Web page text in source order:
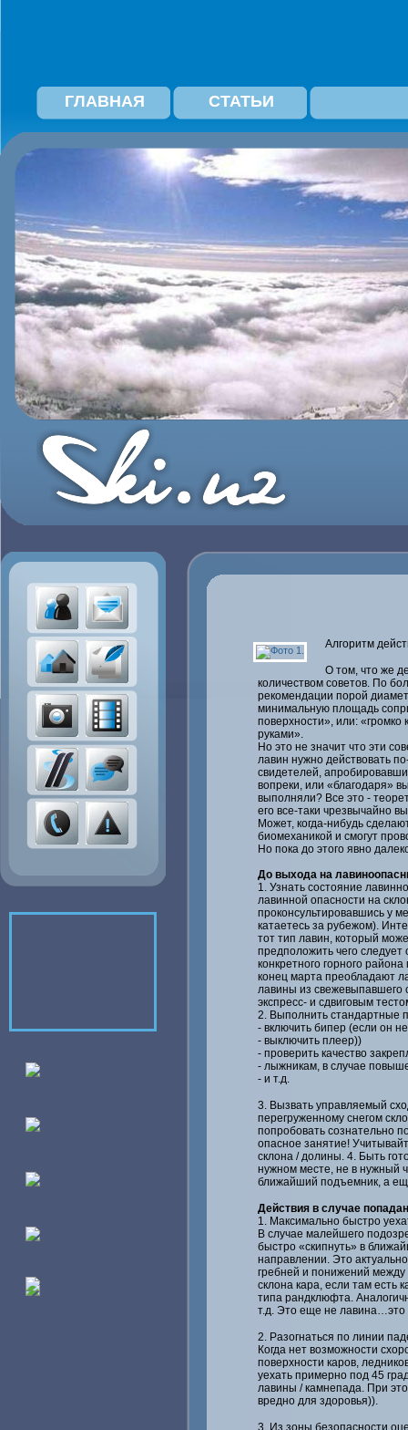
ГЛАВНАЯ СТАТЬИ
Алгоритм
О том, что же
количеством советов. По
рекомендации порой
минимальную площадь
поверхности», или:
руками».
Но это не значит что эти
лавин нужно действовать
свидетелей,
вопреки, или «благодаря»
выполняли? Все это -
его все-таки чрезвычайно
Может, когда-нибудь
биомеханикой и смогут
Но пока до этого явно
До выхода на
1. Узнать состояние
лавинной опасности на
проконсультировавшись у
катаетесь за рубежом).
тот тип лавин, который
предположить чего следует
конкретного горного
конец марта преобладают
лавины из свежевыпавшего
экспресс- и сдвиговым
2. Выполнить стандартные
- включить бипер (если он
- выключить плеер))
- проверить качество
- лыжникам, в случае
- и т.д.
3. Вызвать управляемый
перегруженному снегом
попробовать сознательно
опасное занятие!
склона / долины. 4. Быть
нужном месте, не в нужный
ближайший подъемник, а
Действия в случае
1. Максимально быстро
В случае малейшего
быстро «скипнуть» в
направлении. Это
гребней и понижений
склона кара, если там есть
типа рандклюфта.
т.д. Это еще не
2. Разогнаться по линии
Когда нет возможности
поверхности каров,
уехать примерно под 45
лавины / камнепада. При
вредно для здоровья)).
3. Из зоны безопасности